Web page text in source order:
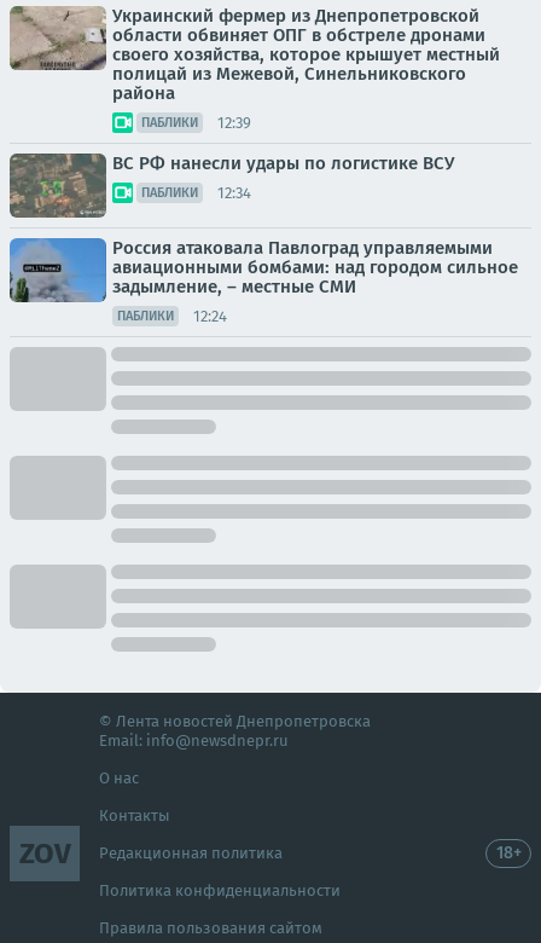
Украинский фермер из Днепропетровской
области обвиняет ОПГ в обстреле дронами
своего хозяйства, которое крышует местный
полицай из Межевой, Синельниковского
района
ПАБЛИКИ 12:39
ВС РФ нанесли удары по логистике ВСУ
ПАБЛИКИ 12:34
Россия атаковала Павлоград управляемыми
авиационными бомбами: над городом сильное
задымление, – местные СМИ
ПАБЛИКИ 12:24
ZOV
© Лента новостей Днепропетровска
Email: info@newsdnepr.ru
О нас
Контакты
Редакционная политика
Политика конфиденциальности
Правила пользования сайтом
18+